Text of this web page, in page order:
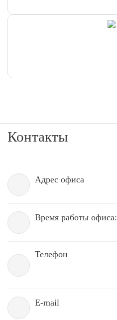
Контакты
Адрес офиса
Время работы офиса:
Телефон
E-mail